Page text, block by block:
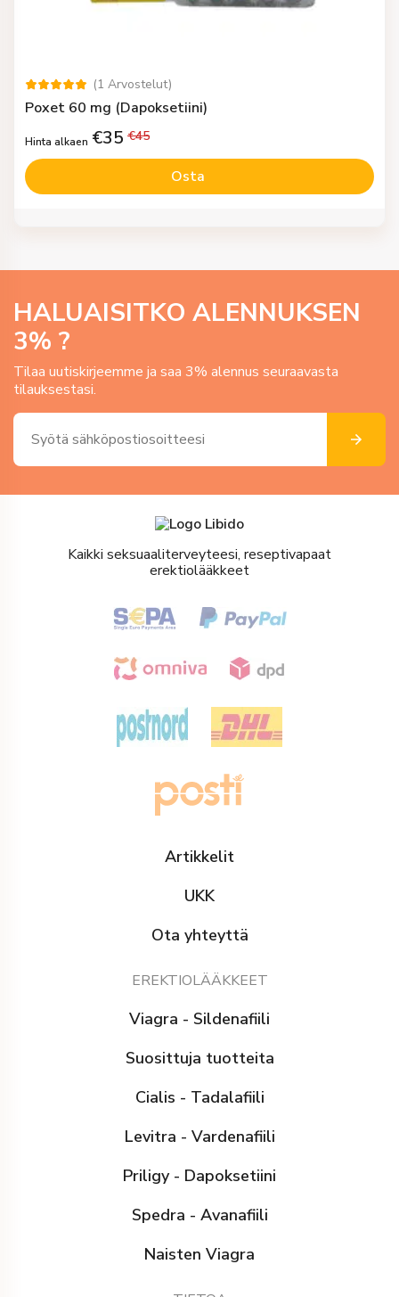
(1 Arvostelut)
Poxet 60 mg (Dapoksetiini)
Hinta alkaen €35 €45
Osta
HALUAISITKO ALENNUKSEN
3% ?
Tilaa uutiskirjeemme ja saa 3% alennus seuraavasta
tilauksestasi.
Kaikki seksuaaliterveyteesi, reseptivapaat
erektiolääkkeet
Artikkelit
UKK
Ota yhteyttä
EREKTIOLÄÄKKEET
Viagra - Sildenafiili
Suosittuja tuotteita
Cialis - Tadalafiili
Levitra - Vardenafiili
Priligy - Dapoksetiini
Spedra - Avanafiili
Naisten Viagra